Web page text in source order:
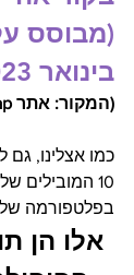
בינואר 2023)
(המקור: אתר Kpopmap)
כמו אצלינו, גם
10 המובילים
בפלטפורמה
אלו הן